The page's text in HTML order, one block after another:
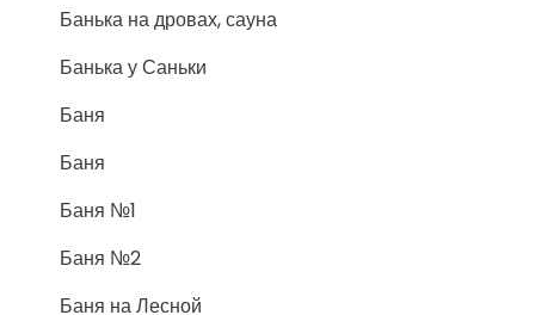
Банька на дровах, сауна
Банька у Саньки
Баня
Баня
Баня №1
Баня №2
Баня на Лесной